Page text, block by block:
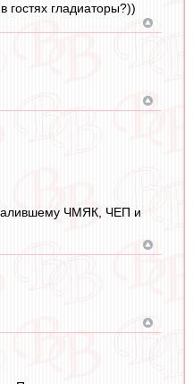
гладиаторы?))
ЧМЯК, ЧЕП и